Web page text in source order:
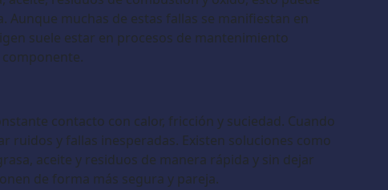
muchas de estas fallas se manifiestan en
suele estar en procesos de mantenimiento
contacto con calor, fricción y suciedad. Cuando
ruidos y fallas inesperadas. Existen soluciones como
aceite y residuos de manera rápida y sin dejar
de forma más segura y pareja.